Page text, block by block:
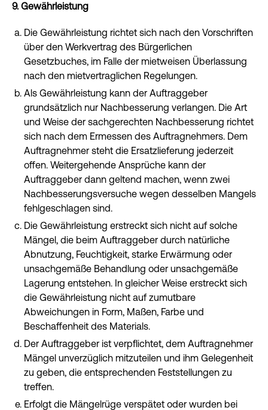
9. Gewährleistung
Die Gewährleistung richtet sich nach den Vorschriften
über den Werkvertrag des Bürgerlichen
Gesetzbuches, im Falle der mietweisen Überlassung
nach den mietvertraglichen Regelungen.
Als Gewährleistung kann der Auftraggeber
grundsätzlich nur Nachbesserung verlangen. Die Art
und Weise der sachgerechten Nachbesserung richtet
sich nach dem Ermessen des Auftragnehmers. Dem
Auftragnehmer steht die Ersatzlieferung jederzeit
offen. Weitergehende Ansprüche kann der
Auftraggeber dann geltend machen, wenn zwei
Nachbesserungsversuche wegen desselben Mangels
fehlgeschlagen sind.
Die Gewährleistung erstreckt sich nicht auf solche
Mängel, die beim Auftraggeber durch natürliche
Abnutzung, Feuchtigkeit, starke Erwärmung oder
unsachgemäße Behandlung oder unsachgemäße
Lagerung entstehen. In gleicher Weise erstreckt sich
die Gewährleistung nicht auf zumutbare
Abweichungen in Form, Maßen, Farbe und
Beschaffenheit des Materials.
Der Auftraggeber ist verpflichtet, dem Auftragnehmer
Mängel unverzüglich mitzuteilen und ihm Gelegenheit
zu geben, die entsprechenden Feststellungen zu
treffen.
Erfolgt die Mängelrüge verspätet oder wurden bei